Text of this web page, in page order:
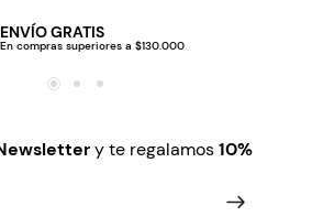
ENVÍO GRATIS
En compras superiores a $130.000
y te regalamos10%